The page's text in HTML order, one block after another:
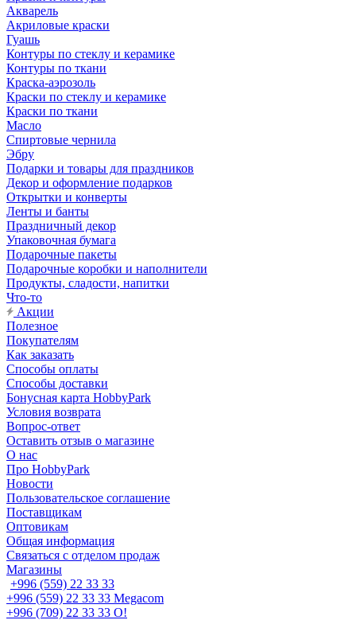
Акварель
Акриловые краски
Гуашь
Контуры по стеклу и керамике
Контуры по ткани
Краска-аэрозоль
Краски по стеклу и керамике
Краски по ткани
Масло
Спиртовые чернила
Эбру
Подарки и товары для праздников
Декор и оформление подарков
Открытки и конверты
Ленты и банты
Праздничный декор
Упаковочная бумага
Подарочные пакеты
Подарочные коробки и наполнители
Продукты, сладости, напитки
Что-то
Акции
Полезное
Покупателям
Как заказать
Способы оплаты
Способы доставки
Бонусная карта HobbyPark
Условия возврата
Вопрос-ответ
Оставить отзыв о магазине
О нас
Про HobbyPark
Новости
Пользовательское соглашение
Поставщикам
Оптовикам
Общая информация
Связаться с отделом продаж
Магазины
+996 (559) 22 33 33
+996 (559) 22 33 33 Megacom
+996 (709) 22 33 33 O!